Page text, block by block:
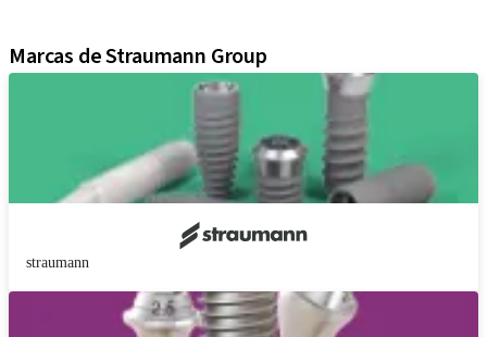
Marcas de Straumann Group
straumann